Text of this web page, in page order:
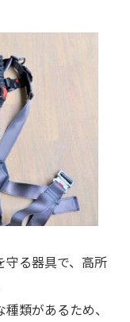
守る器具で、高所
類があるため、